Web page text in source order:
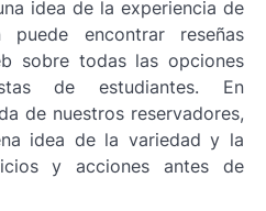
idea de la experiencia de
puede encontrar reseñas
sobre todas las opciones
de estudiantes. En
de nuestros reservadores,
idea de la variedad y la
y acciones antes de